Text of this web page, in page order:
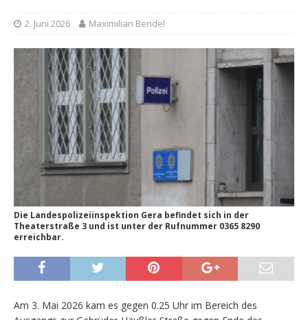
2. Juni 2026 Maximilian Bendel
Die Landespolizeiinspektion Gera befindet sich in der
Theaterstraße 3 und ist unter der Rufnummer 0365 8290
erreichbar.
Am 3. Mai 2026 kam es gegen 0.25 Uhr im Bereich des